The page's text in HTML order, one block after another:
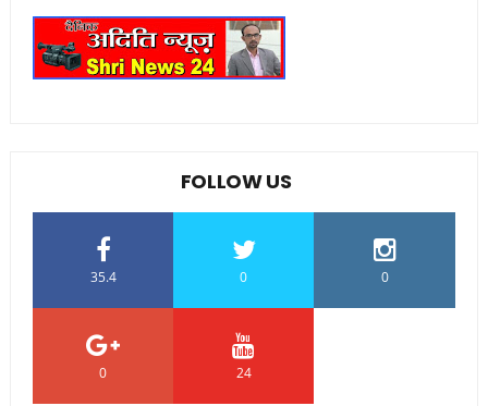
FOLLOW US
35.4 0 0
0 24